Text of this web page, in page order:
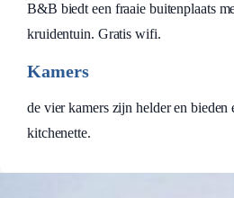
B&B biedt een fraaie buitenplaats
kruidentuin. Gratis wifi.
Kamers
de vier kamers zijn helder en bieden
kitchenette.